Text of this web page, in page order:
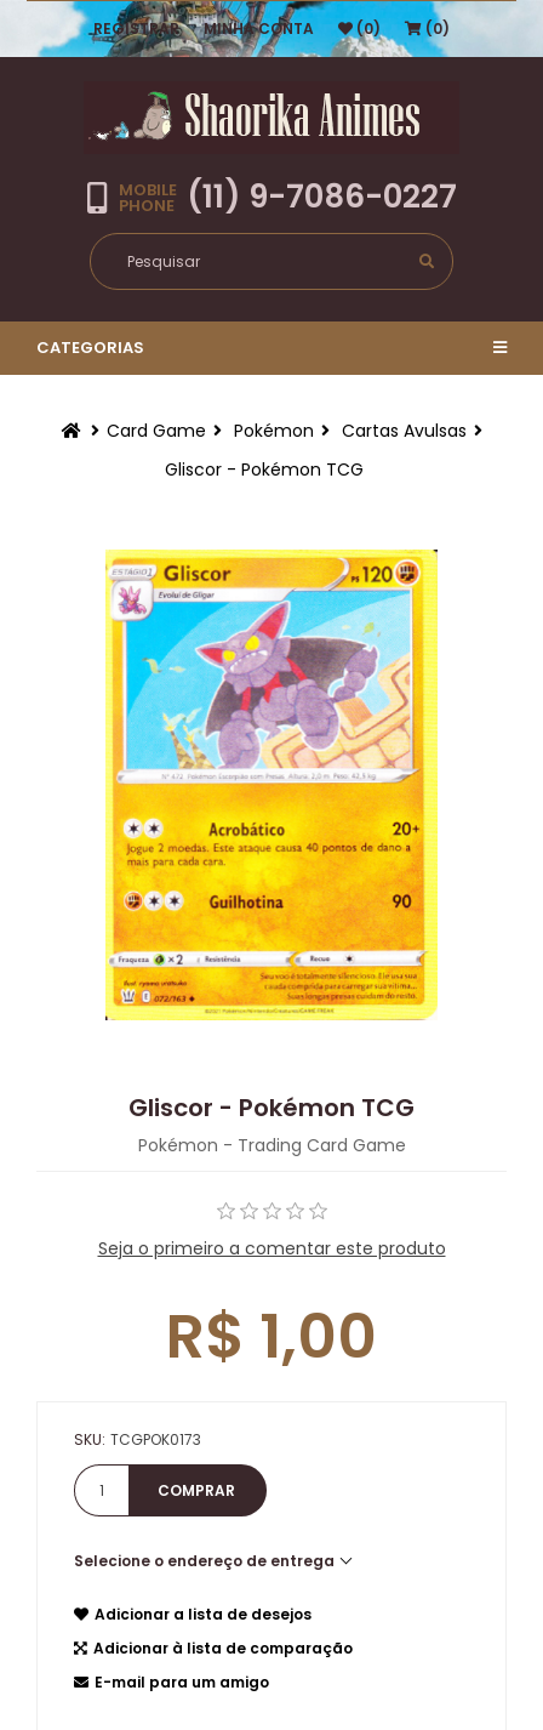
REGISTRAR MINHA CONTA (0) (0)
MOBILE
PHONE (11) 9-7086-0227
CATEGORIAS
Card Game Pokémon
Cartas Avulsas
Gliscor - Pokémon TCG
Gliscor - Pokémon TCG
Pokémon - Trading Card Game
Seja o primeiro a comentar este produto
R$ 1,00
SKU: TCGPOK0173
Selecione o endereço de entrega
Adicionar a lista de desejos
Adicionar à lista de comparação
E-mail para um amigo